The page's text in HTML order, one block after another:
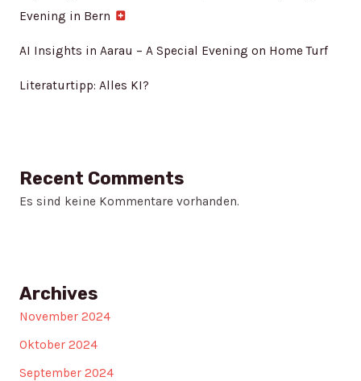
Evening in Bern
AI Insights in Aarau – A Special Evening on Home Turf
Literaturtipp: Alles KI?
Recent Comments
Es sind keine Kommentare vorhanden.
Archives
November 2024
Oktober 2024
September 2024